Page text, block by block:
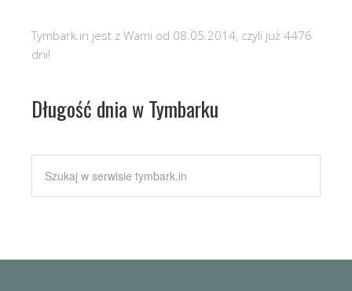
Tymbark.in jest z Wami od 08.05.2014, czyli już 4476
dni!
Długość dnia w Tymbarku